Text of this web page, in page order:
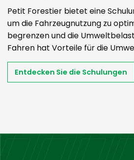
Petit Forestier bietet eine
um die Fahrzeugnutzung zu
begrenzen und die
Fahren hat Vorteile für die
Entdecken Sie die Schulungen